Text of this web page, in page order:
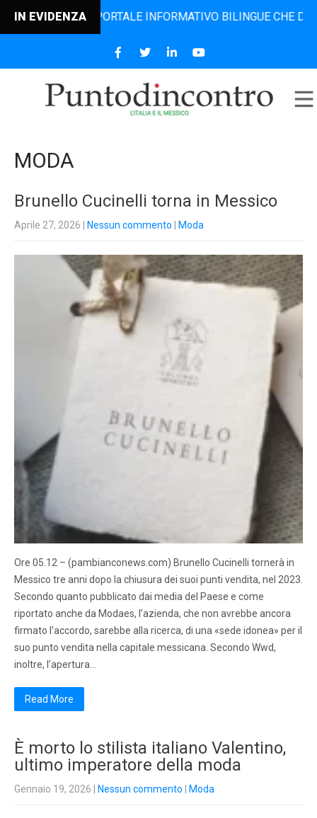
IN EVIDENZA
IL PORTALE INFORMATIVO BILINGUE CHE DAL 2006
MODA
Brunello Cucinelli torna in Messico
Aprile 27, 2026 Nessun commento Moda
Ore 05.12 – (pambianconews.com) Brunello Cucinelli tornerà in
Messico tre anni dopo la chiusura dei suoi punti vendita, nel 2023.
Secondo quanto pubblicato dai media del Paese e come
riportato anche da Modaes, l’azienda, che non avrebbe ancora
firmato l’accordo, sarebbe alla ricerca, di una «sede idonea» per il
suo punto vendita nella capitale messicana. Secondo Wwd,
inoltre, l’apertura…
Read More
È morto lo stilista italiano Valentino,
ultimo imperatore della moda
Gennaio 19, 2026 Nessun commento Moda